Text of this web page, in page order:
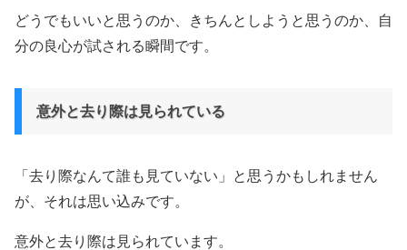
どうでもいいと思うのか、きちんとしようと思うのか、自
分の良心が試される瞬間です。
意外と去り際は見られている
「去り際なんて誰も見ていない」と思うかもしれません
が、それは思い込みです。
意外と去り際は見られています。